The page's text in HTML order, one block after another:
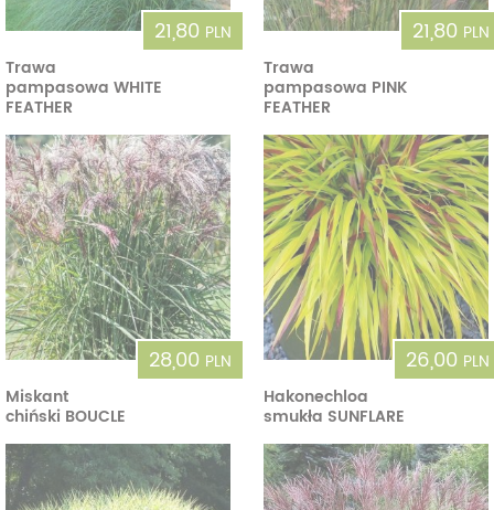
21,80 PLN
Trawa
pampasowa WHITE
FEATHER
21,80 PLN
Trawa
pampasowa PINK
FEATHER
28,00 PLN
Miskant
chiński BOUCLE
26,00 PLN
Hakonechloa
smukła SUNFLARE